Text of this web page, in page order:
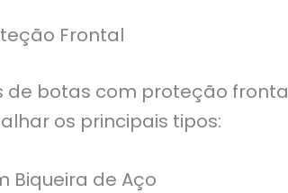
Frontal
de botas com proteção
os principais tipos:
Biqueira de Aço